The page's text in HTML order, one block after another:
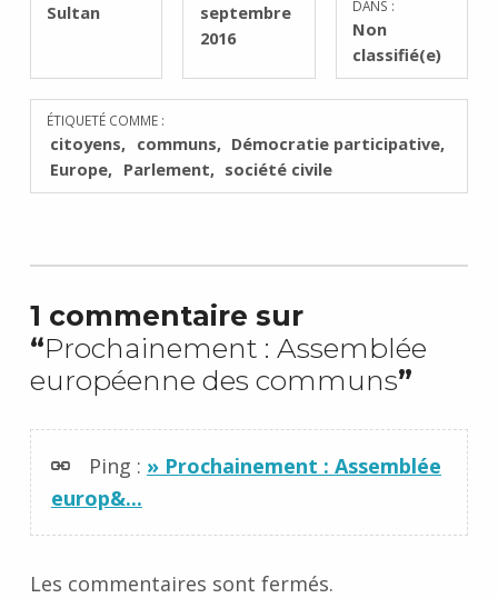
Sultan
septembre
2016
DANS :
Non
classifié(e)
ÉTIQUETÉ COMME :
citoyens communs
Démocratie participative
Europe
Parlement société civile
1 commentaire sur
“Prochainement : Assemblée
européenne des communs”
Ping : » Prochainement : Assemblée
europ&...
Les commentaires sont fermés.